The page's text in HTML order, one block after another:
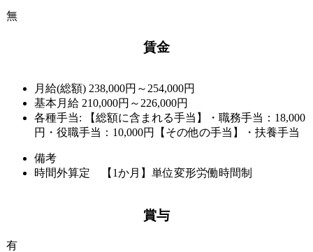
無
賃金
月給(総額) 238,000円～254,000円
基本月給 210,000円～226,000円
各種手当: 【総額に含まれる手当】・職務手当：18,000
円・役職手当：10,000円【その他の手当】・扶養手当
備考
時間外算定 【1か月】単位変形労働時間制
賞与
有